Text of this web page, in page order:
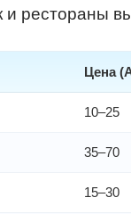
и рестораны
Цена
10–25
35–70
15–30